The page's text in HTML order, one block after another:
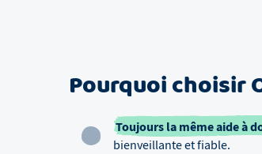
Pourquoi choisir
Toujours la même aide à
bienveillante et fiable.